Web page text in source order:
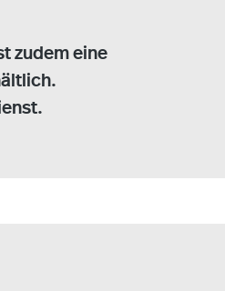
zudem eine